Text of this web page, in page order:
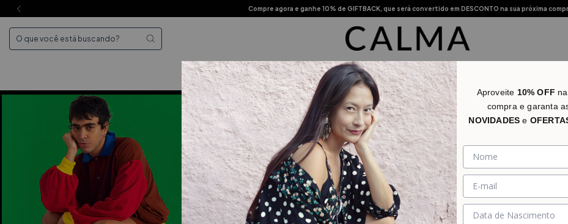
Compre agora e ganhe 10% de GIFTBACK, que será convertido em DESCONTO na sua próxima
Mais Vendidos Novidades Categorias
Aproveite 10% OFF
compra e garanta
NOVIDADESe